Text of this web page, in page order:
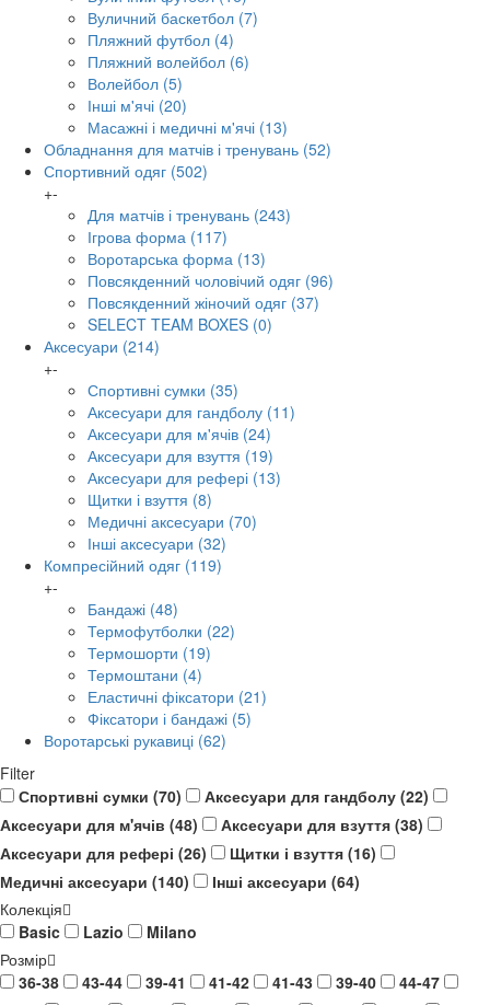
Вуличний баскетбол (7)
Пляжний футбол (4)
Пляжний волейбол (6)
Волейбол (5)
Інші м'ячі (20)
Масажні і медичні м'ячі (13)
Обладнання для матчів і тренувань (52)
Спортивний одяг (502)
+-
Для матчів і тренувань (243)
Ігрова форма (117)
Воротарська форма (13)
Повсякденний чоловічий одяг (96)
Повсякденний жіночий одяг (37)
SELECT TEAM BOXES (0)
Аксесуари (214)
+-
Спортивні сумки (35)
Аксесуари для гандболу (11)
Аксесуари для м'ячів (24)
Аксесуари для взуття (19)
Аксесуари для рефері (13)
Щитки і взуття (8)
Медичні аксесуари (70)
Інші аксесуари (32)
Компресійний одяг (119)
+-
Бандажі (48)
Термофутболки (22)
Термошорти (19)
Термоштани (4)
Еластичні фіксатори (21)
Фіксатори і бандажі (5)
Воротарські рукавиці (62)
Filter
Спортивні сумки (70)
Аксесуари для гандболу (22)
Аксесуари для м'ячів (48)
Аксесуари для взуття (38)
Аксесуари для рефері (26)
Щитки і взуття (16)
Медичні аксесуари (140)
Інші аксесуари (64)
Колекція
Basic
Lazio
Milano
Розмір
36-38
43-44 39-41 41-42 41-43 39-40
44-47